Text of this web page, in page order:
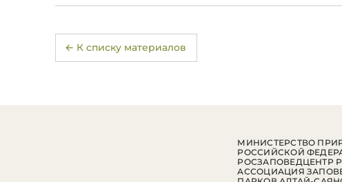
← К списку материалов
МИНИСТЕРСТВО
РОССИЙСКОЙ
РОСЗАПОВЕДЦЕНТР
АССОЦИАЦИЯ